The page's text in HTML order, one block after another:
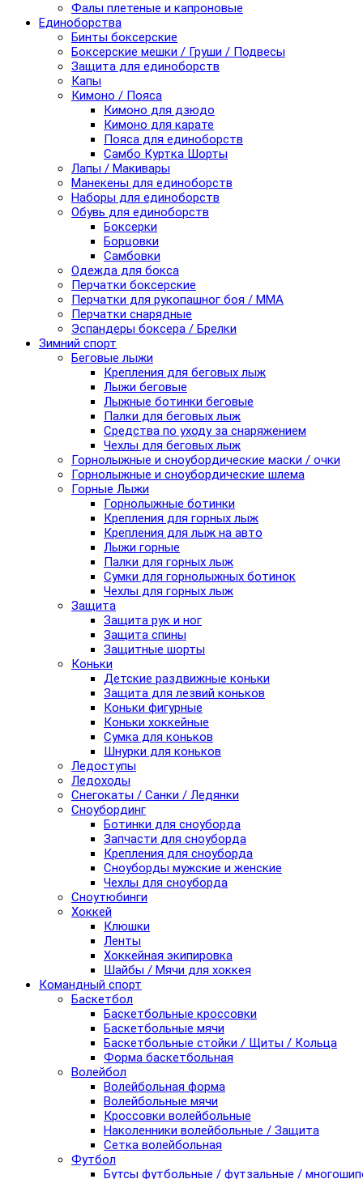
Фалы плетеные и капроновые
Единоборства
Бинты боксерские
Боксерские мешки / Груши / Подвесы
Защита для единоборств
Капы
Кимоно / Пояса
Кимоно для дзюдо
Кимоно для карате
Пояса для единоборств
Самбо Куртка Шорты
Лапы / Макивары
Манекены для единоборств
Наборы для единоборств
Обувь для единоборств
Боксерки
Борцовки
Самбовки
Одежда для бокса
Перчатки боксерские
Перчатки для рукопашног боя / ММА
Перчатки снарядные
Эспандеры боксера / Брелки
Зимний спорт
Беговые лыжи
Крепления для беговых лыж
Лыжи беговые
Лыжные ботинки беговые
Палки для беговых лыж
Средства по уходу за снаряжением
Чехлы для беговых лыж
Горнолыжные и сноубордические маски / очки
Горнолыжные и сноубордические шлема
Горные Лыжи
Горнолыжные ботинки
Крепления для горных лыж
Крепления для лыж на авто
Лыжи горные
Палки для горных лыж
Сумки для горнолыжных ботинок
Чехлы для горных лыж
Защита
Защита рук и ног
Защита спины
Защитные шорты
Коньки
Детские раздвижные коньки
Защита для лезвий коньков
Коньки фигурные
Коньки хоккейные
Сумка для коньков
Шнурки для коньков
Ледоступы
Ледоходы
Снегокаты / Санки / Ледянки
Сноубординг
Ботинки для сноуборда
Запчасти для сноуборда
Крепления для сноуборда
Сноуборды мужские и женские
Чехлы для сноуборда
Сноутюбинги
Хоккей
Клюшки
Ленты
Хоккейная экипировка
Шайбы / Мячи для хоккея
Командный спорт
Баскетбол
Баскетбольные кроссовки
Баскетбольные мячи
Баскетбольные стойки / Щиты / Кольца
Форма баскетбольная
Волейбол
Волейбольная форма
Волейбольные мячи
Кроссовки волейбольные
Наколенники волейбольные / Защита
Сетка волейбольная
Футбол
Бутсы футбольные / футзальные /